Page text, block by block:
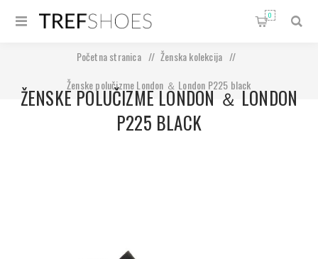
0
Početna stranica / Ženska kolekcija
/
Ženske polučizme London ＆ London P225 black
ŽENSKE POLUČIZME LONDON ＆ LONDON
P225 BLACK